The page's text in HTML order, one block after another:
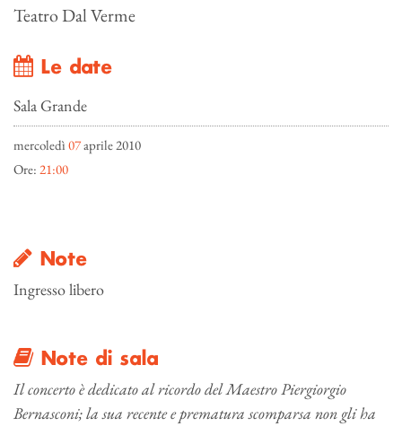
Teatro Dal Verme
Le date
Sala Grande
mercoledì 07aprile 2010
Ore: 21:00
Note
Ingresso libero
Note di sala
Il concerto è dedicato al ricordo del Maestro Piergiorgio
Bernasconi; la sua recente e prematura scomparsa non gli ha